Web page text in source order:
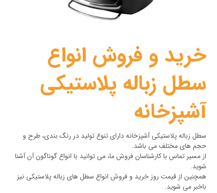
خرید و فروش انواع
سطل زباله پلاستیکی
آشپزخانه
سطل زباله پلاستیکی آشپزخانه دارای تنوع تولید در رنگ بندی، طرح و
حجم های مختلف می باشد.
از مسیر تماس با کارشناسان فروش ما، می توانید با انواع گوناگون آن آشنا
شوید.
همچنین از قیمت روز خرید و فروش انواع سطل های زباله پلاستیکی نیز
باخبر می شوید.